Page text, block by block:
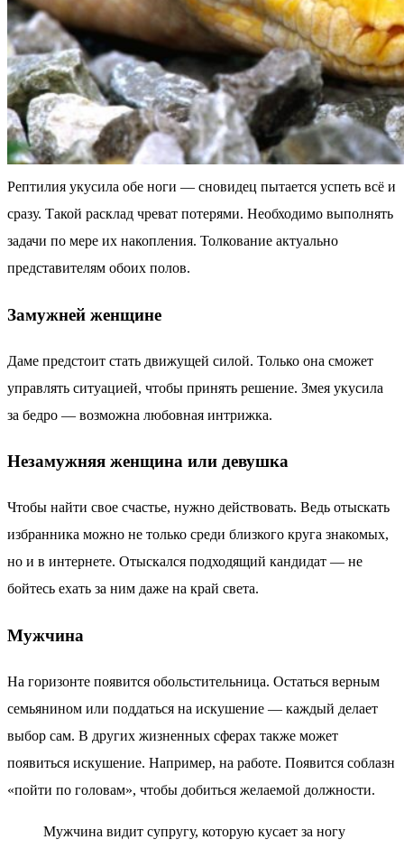
Рептилия укусила обе ноги — сновидец пытается успеть всё и
сразу. Такой расклад чреват потерями. Необходимо выполнять
задачи по мере их накопления. Толкование актуально
представителям обоих полов.
Замужней женщине
Даме предстоит стать движущей силой. Только она сможет
управлять ситуацией, чтобы принять решение. Змея укусила
за бедро — возможна любовная интрижка.
Незамужняя женщина или девушка
Чтобы найти свое счастье, нужно действовать. Ведь отыскать
избранника можно не только среди близкого круга знакомых,
но и в интернете. Отыскался подходящий кандидат — не
бойтесь ехать за ним даже на край света.
Мужчина
На горизонте появится обольстительница. Остаться верным
семьянином или поддаться на искушение — каждый делает
выбор сам. В других жизненных сферах также может
появиться искушение. Например, на работе. Появится соблазн
«пойти по головам», чтобы добиться желаемой должности.
Мужчина видит супругу, которую кусает за ногу